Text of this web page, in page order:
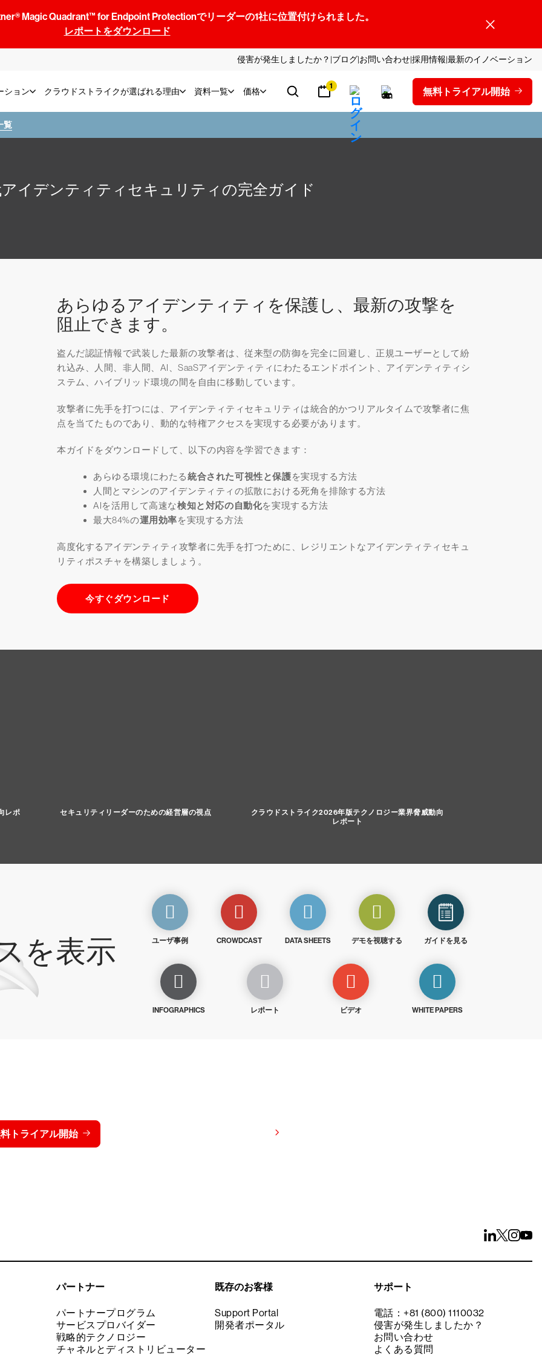
Magic Quadrant™ for Endpoint Protectionでリーダーの1社に位置付けられました。
レポートをダウンロード
侵害が発生しましたか？ ブログ お問い合わせ採用情報 最新のイノベーション
ション クラウドストライクが選ばれる理由 資料一覧 価格 1 無料トライアル開始
覧
イデンティティセキュリティの完全ガイド
あらゆるアイデンティティを保護し、最新の攻撃を
阻止できます。
盗んだ認証情報で武装した最新の攻撃者は、従来型の防御を完全に回避し、正規ユーザーとして紛
れ込み、人間、非人間、AI、SaaSアイデンティティにわたるエンドポイント、アイデンティティシ
ステム、ハイブリッド環境の間を自由に移動しています。
攻撃者に先手を打つには、アイデンティティセキュリティは統合的かつリアルタイムで攻撃者に焦
点を当てたものであり、動的な特権アクセスを実現する必要があります。
本ガイドをダウンロードして、以下の内容を学習できます：
あらゆる環境にわたる統合された可視性と保護を実現する方法
人間とマシンのアイデンティティの拡散における死角を排除する方法
AIを活用して高速な検知と対応の自動化を実現する方法
最大84%の運用効率を実現する方法
高度化するアイデンティティ攻撃者に先手を打つために、レジリエントなアイデンティティセキュ
リティポスチャを構築しましょう。
今すぐダウンロード
レポ
セキュリティリーダーのための経営層の視点
クラウドストライク2026年版テクノロジー業界脅威動向
レポート
を表示 ユーザ事例 CROWDCAST DATA SHEETS デモを視聴する ガイドを見る
INFOGRAPHICS レポート ビデオ WHITE PAPERS
トライアル開始
パートナー
パートナープログラム
サービスプロバイダー
戦略的テクノロジー
チャネルとディストリビューター
既存のお客様
Support Portal
開発者ポータル
サポート
電話：+81 (800) 1110032
侵害が発生しましたか？
お問い合わせ
よくある質問